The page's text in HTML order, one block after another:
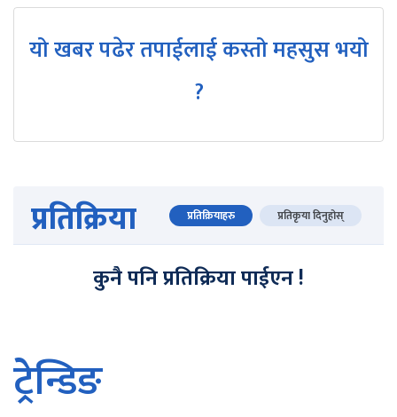
यो खबर पढेर तपाईलाई कस्तो महसुस भयो
?
प्रतिक्रिया प्रतिक्रियाहरु प्रतिकृया दिनुहोस्
कुनै पनि प्रतिक्रिया पाईएन !
ट्रेन्डिङ